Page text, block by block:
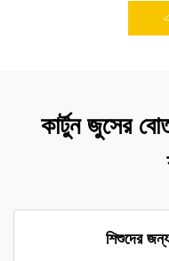
কার্টুন জুসের
শিশুদের